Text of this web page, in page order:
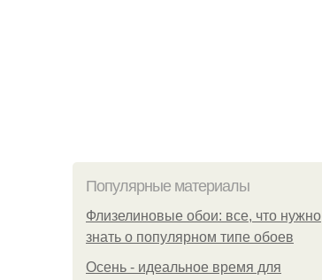
Популярные материалы
Флизелиновые обои: все, что нужно
знать о популярном типе обоев
Осень - идеальное время для